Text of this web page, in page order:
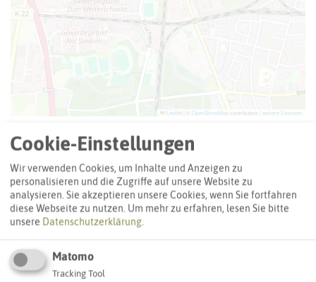
Leaflet OpenStreetMapcontributors | weitere Lizenzen
Adresse:
Städt. Kindergarten Stenkhoffstraße
Stenkhoffstraße 2
45659 Recklinghausen
Cookie-Einstellungen
Wir verwenden Cookies, um Inhalte und Anzeigen zu
personalisieren und die Zugriffe auf unsere Website zu
analysieren. Sie akzeptieren unsere Cookies, wenn Sie fortfahren
diese Webseite zu nutzen. Um mehr zu erfahren, lesen Sie bitte
unsere Datenschutzerklärung.
Matomo
Tracking Tool